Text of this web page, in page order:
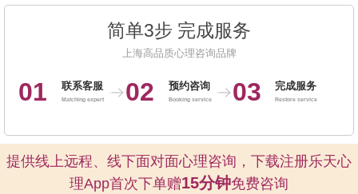
简单3步 完成服务
上海高品质心理咨询品牌
01 联系客服
Matching expert 02 预约咨询
Booking service 03 完成服务
Restore service
提供线上远程、线下面对面心理咨询，下载注册乐天心
理App首次下单赠15分钟免费咨询